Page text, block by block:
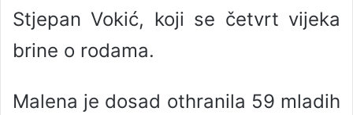
Stjepan Vokić, koji se četvrt vijeka
brine o rodama.
Malena je dosad othranila 59 mladih